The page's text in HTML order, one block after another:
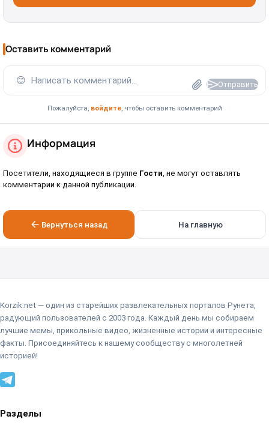
Оставить комментарий
😊 Написать комментарий... Отправить
Пожалуйста, войдите, чтобы оставить комментарий
Информация
Посетители, находящиеся в группе Гости, не могут оставлять
комментарии к данной публикации.
Вернуться назад На главную
Korzik.net — один из старейших развлекательных порталов Рунета,
радующий пользователей с 2003 года. Каждый день мы собираем
лучшие мемы, прикольные видео, жизненные истории и интересные
факты. Присоединяйтесь к нашему сообществу с многолетней
историей!
Разделы